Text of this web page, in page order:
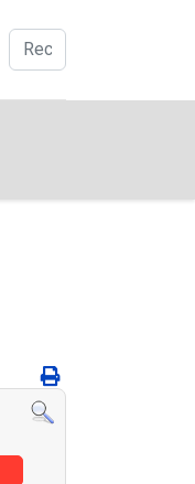
Valider